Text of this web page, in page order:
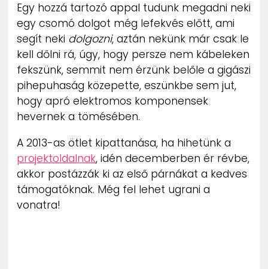
Egy hozzá tartozó appal tudunk megadni neki
egy csomó dolgot még lefekvés előtt, ami
segít neki dolgozni, aztán nekünk már csak le
kell dőlni rá, úgy, hogy persze nem kábeleken
fekszünk, semmit nem érzünk belőle a gigászi
pihepuhaság közepette, eszünkbe sem jut,
hogy apró elektromos komponensek
hevernek a tömésében.
A 2013-as ötlet kipattanása, ha hihetünk a
projektoldalnak, idén decemberben ér révbe,
akkor postázzák ki az első párnákat a kedves
támogatóknak. Még fel lehet ugrani a
vonatra!